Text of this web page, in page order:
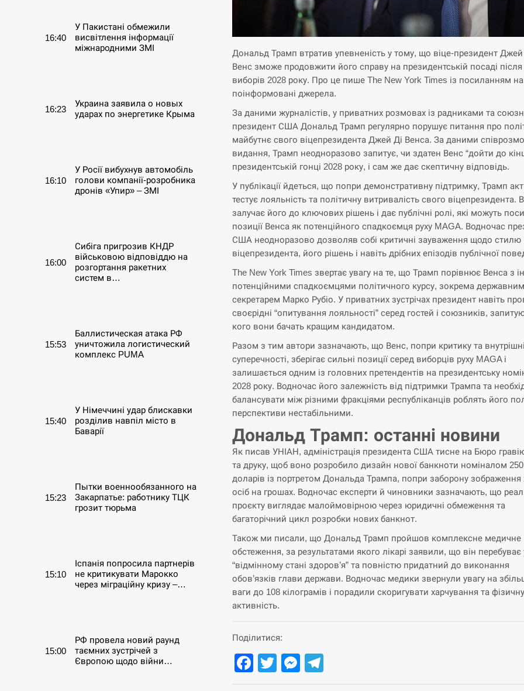
16:40
У Пакистані обмежили
висвітлення інформації
міжнародними ЗМІ
16:23
Украина заявила о новых
ударах по энергетике Крыма
16:10
У Росії вибухнув автомобіль
голови компанії-розробника
дронів «Упир» – ЗМІ
16:00
Сибіга пригрозив КНДР
військовою відповіддю на
розгортання ракетних
систем в…
15:53
Баллистическая атака РФ
уничтожила логистический
комплекс PUMA
15:40
У Німеччині удар блискавки
розділив навпіл місто в
Баварії
15:23
Пытки военнообязанного на
Закарпатье: работнику ТЦК
грозит тюрьма
15:10
Іспанія попросила партнерів
не критикувати Марокко
через міграційну кризу –…
15:00
РФ провела новий раунд
таємних зустрічей з
Європою щодо війни…
Дональд Трамп втратив упевненість у тому, що віце-президент Джей
Венс зможе продовжити його справу на президентській посаді після
виборів 2028 року. Про це пише The New York Times із посиланням на
поінформовані джерела.
За даними журналістів, у приватних розмовах із радниками та
президент США Дональд Трамп регулярно порушує питання про
майбутнє свого віцепрезидента Джей Ді Венса. За даними
видання, Трамп неодноразово запитує, чи здатен Венс “дойти до
президентській гонці 2028 року, і сам же дає скептичну відповідь.
У публікації йдеться, що попри демонстративну підтримку, Трамп
тестує лояльність та політичну витривалість свого віцепрезидента.
залучає його до ключових рішень і дає публічні ролі, які можуть
позиції Венса як потенційного спадкоємця руху MAGA. Водночас
США неодноразово дозволяв собі критичні зауваження щодо стилю
віцепрезидента, його рішень і навіть дрібних епізодів публічної
The New York Times звертає увагу на те, що Трамп порівнює Венса з
потенційними спадкоємцями політичного курсу, зокрема державним
секретарем Марко Рубіо. У приватних зустрічах президент навіть
своєрідні “опитування лояльності” серед гостей і союзників,
кого вони бачать кращим кандидатом.
Разом з тим автори зазначають, що Венс, попри критику та
суперечності, зберігає сильні позиції серед виборців руху MAGA і
залишається одним із головних претендентів на президентську
2028 року. Водночас його залежність від підтримки Трампа та
балансувати між різними фракціями республіканців роблять його
перспективи нестабільними.
Дональд Трамп: останні новини
Як писав УНІАН, адміністрація президента США тисне на Бюро
та друку, щоб воно розробило дизайн нової банкноти номіналом 250
доларів із портретом Дональда Трампа, попри заборону
осіб на грошах. Водночас експерти й чиновники зазначають, що
проєкту виглядає малоймовірною через юридичні обмеження та
багаторічний цикл розробки нових банкнот.
Також ми писали, що Дональд Трамп пройшов комплексне медичне
обстеження, за результатами якого лікарі заявили, що він перебуває
“відмінному стані здоров’я” та повністю придатний до виконання
обов’язків глави держави. Водночас медики звернули увагу на
ваги до 108 кілограмів і порадили скоригувати харчування та фізичну
активність.
Поділитися:
Facebook
TwitterMessenger